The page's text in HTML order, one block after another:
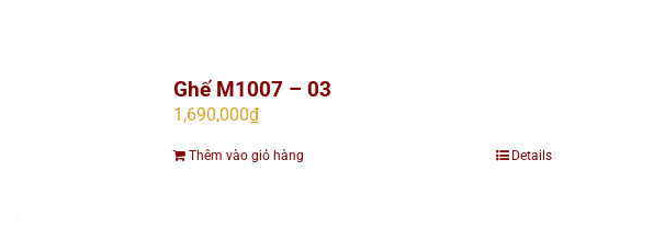
Ghế M1007 – 03
1,690,000₫
Thêm vào giỏ hàng Details